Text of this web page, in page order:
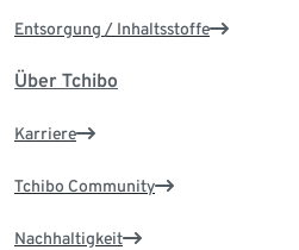
Entsorgung / Inhaltsstoffe
Über Tchibo
Karriere
Tchibo Community
Nachhaltigkeit